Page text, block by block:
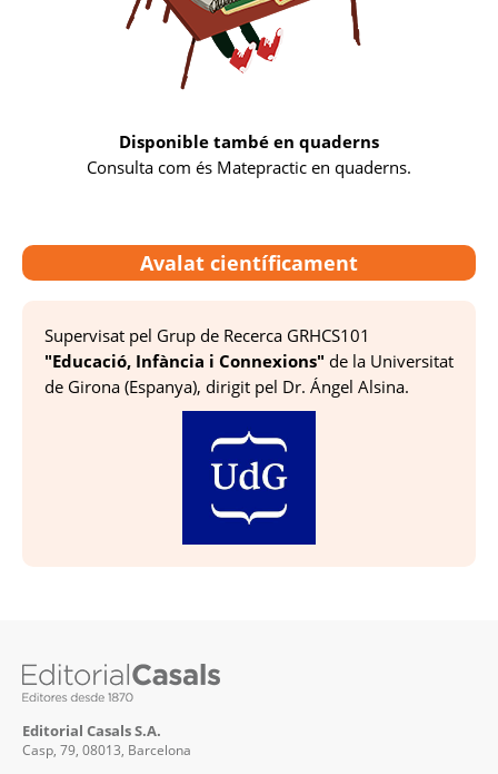
Disponible també en quaderns
Consulta com és Matepractic en quaderns.
Avalat científicament
Supervisat pel Grup de Recerca GRHCS101
"Educació, Infància i Connexions" de la Universitat
de Girona (Espanya), dirigit pel Dr. Ángel Alsina.
Editorial Casals S.A.
Casp, 79, 08013, Barcelona